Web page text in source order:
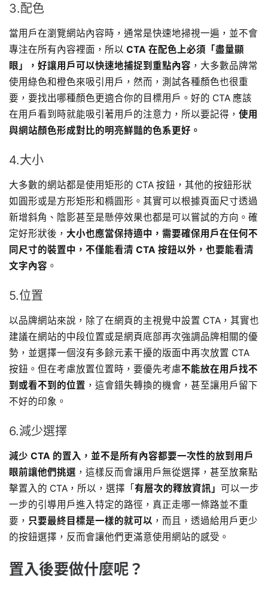
3.配色
當用戶在瀏覽網站內容時，通常是快速地掃視一遍，並不會
專注在所有內容裡面，所以 CTA 在配色上必須「盡量顯
眼」，好讓用戶可以快速地捕捉到重點內容 ，大多數品牌常
使用綠色和橙色來吸引用戶，然而，測試各種顏色也很重
要，要找出哪種顏色更適合你的目標用戶。好的 CTA 應該
在用戶看到時就能吸引著用戶的注意力，所以要記得， 使用
與網站顏色形成對比的明亮鮮豔的色系更好。
4.大小
大多數的網站都是使用矩形的 CTA 按鈕，其他的按鈕形狀
如圓形或是方形矩形和橢圓形。其實可以根據頁面尺寸透過
新增斜角、陰影甚至是懸停效果也都是可以嘗試的方向。確
定好形狀後， 大小也應當保持適中，需要確保用戶在任何不
同尺寸的裝置中，不僅能看清 CTA 按鈕以外，也要能看清
文字內容 。
5.位置
以品牌網站來說，除了在網頁的主視覺中設置 CTA，其實也
建議在網站的中段位置或是網頁底部再次強調品牌相關的優
勢，並選擇一個沒有多餘元素干擾的版面中再次放置 CTA
按鈕。但在考慮放置位置時，要優先考慮不能放在用戶找不
到或看不到的位置 ，這會錯失轉換的機會，甚至讓用戶留下
不好的印象。
6.減少選擇
減少 CTA 的置入，並不是所有內容都要一次性的放到用戶
眼前讓他們挑選 ，這樣反而會讓用戶無從選擇，甚至放棄點
擊置入的 CTA，所以，選擇「 有層次的釋放資訊」 可以一步
一步的引導用戶進入特定的路徑，真正走哪一條路並不重
要， 只要最終目標是一樣的就可以 ，而且，透過給用戶更少
的按鈕選擇，反而會讓他們更滿意使用網站的感受。
置入後要做什麼呢？